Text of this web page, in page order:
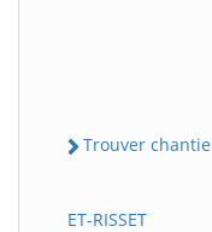
Trouver
ET-RISSET